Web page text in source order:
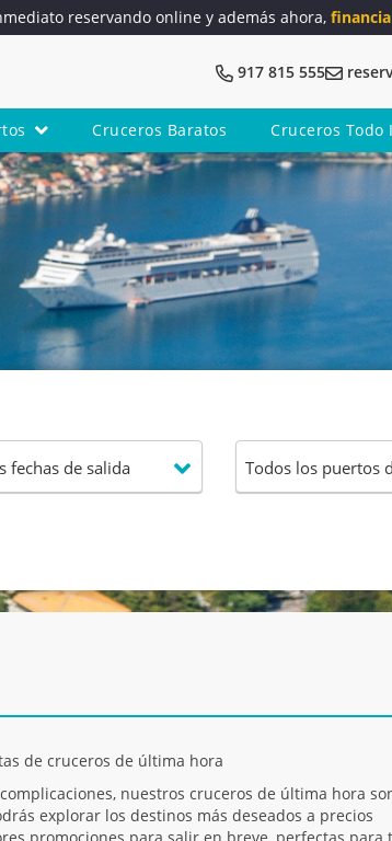
reservando online y además ahora,
917 815 555
Cruceros Baratos Cruceros Todo
de cruceros de última hora
nuestros cruceros de última hora
explorar los destinos más deseados a precios